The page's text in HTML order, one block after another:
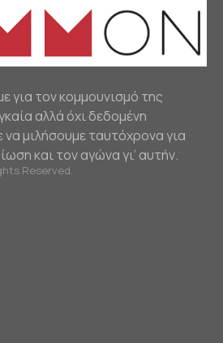
για τον κομμουνισμό της
αλλά όχι δεδομένη
μιλήσουμε ταυτόχρονα για
και τον αγώνα γι’ αυτήν.
Reserved.